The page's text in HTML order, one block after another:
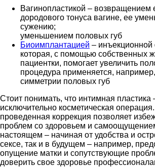
Вагинопластикой – возвращением
дородового тонуса вагине, ее
сужению;
уменьшением половых губ
Биоимплантацией – инъекционной
которая, с помощью собственных
пациентки, помогает увеличить
процедура применяется,
симметрии половых губ
Стоит понимать, что интимная пластика
исключительно косметическая
проведенная коррекция позволяет
проблем со здоровьем и
настоящем – начиная от удобства и
сексе, так и в будущем – например,
опущение матки и сопутствующие
доверить свое здоровье